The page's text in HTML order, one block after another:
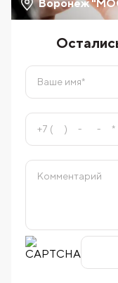
Воронеж